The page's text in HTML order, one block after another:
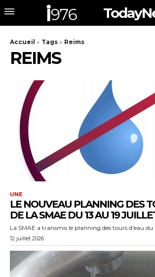
Accueil Tags Reims
REIMS
UNE
LE NOUVEAU PLANNING DES
DE LA SMAE DU 13 AU 19
La SMAE a transmis le planning des tours d'eau du
12 juillet 2026